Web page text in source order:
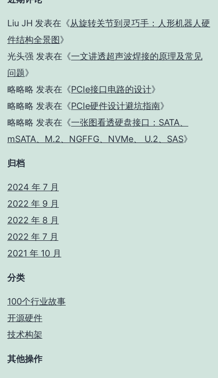
Liu JH 发表在《从旋转关节到灵巧手：人形机器人硬
件结构全景图》
光头强 发表在《一文讲透超声波焊接的原理及常见
问题》
略略略 发表在《PCIe接口电路的设计》
略略略 发表在《PCIe硬件设计避坑指南》
略略略 发表在《一张图看透硬盘接口：SATA、
mSATA、M.2、NGFFG、NVMe、 U.2、SAS》
归档
2024 年 7 月
2022 年 9 月
2022 年 8 月
2022 年 7 月
2021 年 10 月
分类
100个行业故事
开源硬件
技术构架
其他操作